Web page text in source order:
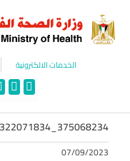
content
الخدمات الالكترونية
375068234_700976322071834_6948644793132340162_n
07/09/2023